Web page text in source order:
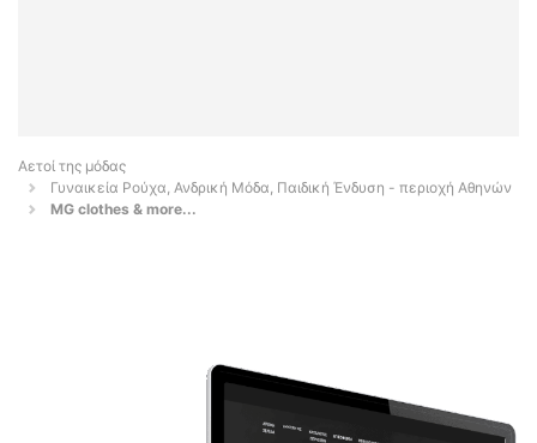
Αετοί της μόδας
Γυναικεία Ρούχα, Ανδρική Μόδα, Παιδική Ένδυση - περιοχή Αθηνών
MG clothes & more...